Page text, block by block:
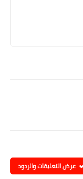
عرض التعليقات والردود